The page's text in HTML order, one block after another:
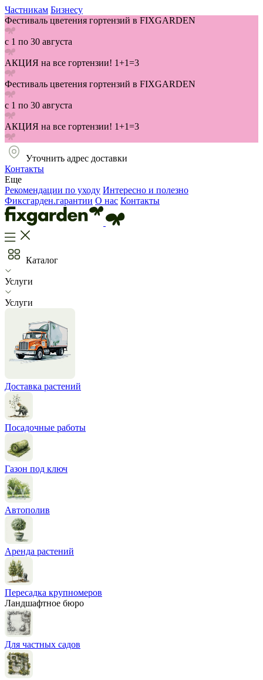
Частникам Бизнесу
Фестиваль цветения гортензий в FIXGARDEN
с 1 по 30 августа
АКЦИЯ на все гортензии! 1+1=3
Фестиваль цветения гортензий в FIXGARDEN
с 1 по 30 августа
АКЦИЯ на все гортензии! 1+1=3
Уточнить адрес доставки
Контакты
Еще
Рекомендации по уходу Интересно и полезно
Фиксгарден.гарантии О нас Контакты
Каталог
Услуги
Услуги
Доставка растений
Посадочные работы
Газон под ключ
Автополив
Аренда растений
Пересадка крупномеров
Ландшафтное бюро
Для частных садов